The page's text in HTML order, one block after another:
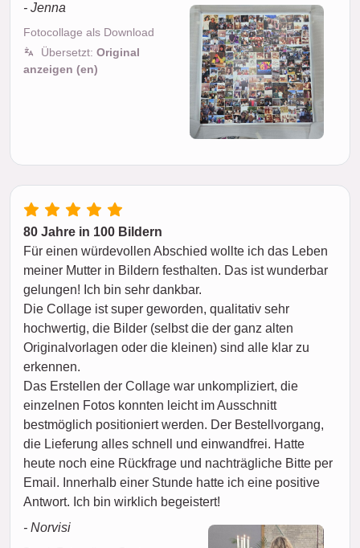
- Jenna
Fotocollage als Download
Übersetzt: Original
anzeigen (en)
80 Jahre in 100 Bildern
Für einen würdevollen Abschied wollte ich das Leben
meiner Mutter in Bildern festhalten. Das ist wunderbar
gelungen! Ich bin sehr dankbar.
Die Collage ist super geworden, qualitativ sehr
hochwertig, die Bilder (selbst die der ganz alten
Originalvorlagen oder die kleinen) sind alle klar zu
erkennen.
Das Erstellen der Collage war unkompliziert, die
einzelnen Fotos konnten leicht im Ausschnitt
bestmöglich positioniert werden. Der Bestellvorgang,
die Lieferung alles schnell und einwandfrei. Hatte
heute noch eine Rückfrage und nachträgliche Bitte per
Email. Innerhalb einer Stunde hatte ich eine positive
Antwort. Ich bin wirklich begeistert!
- Norvisi